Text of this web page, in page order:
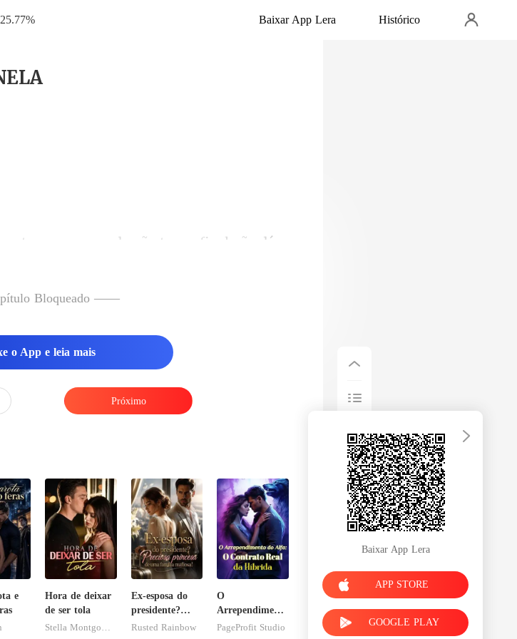
25.77% Baixar App Lera Histórico
ver amor onde não tem, afinal não dá
afios, e os sexuais chamam mais a
não preciso ficar correndo atrás, que
Bloqueado ——
o App e leia mais
Próximo
e
Hora de deixar
de ser tola
Ex-esposa do
presidente?
Preciosa
Rusted Rainbow
O
Arrependimento
do Alfa: O
PageProfit Studio
Baixar App Lera
APP STORE
GOOGLE PLAY